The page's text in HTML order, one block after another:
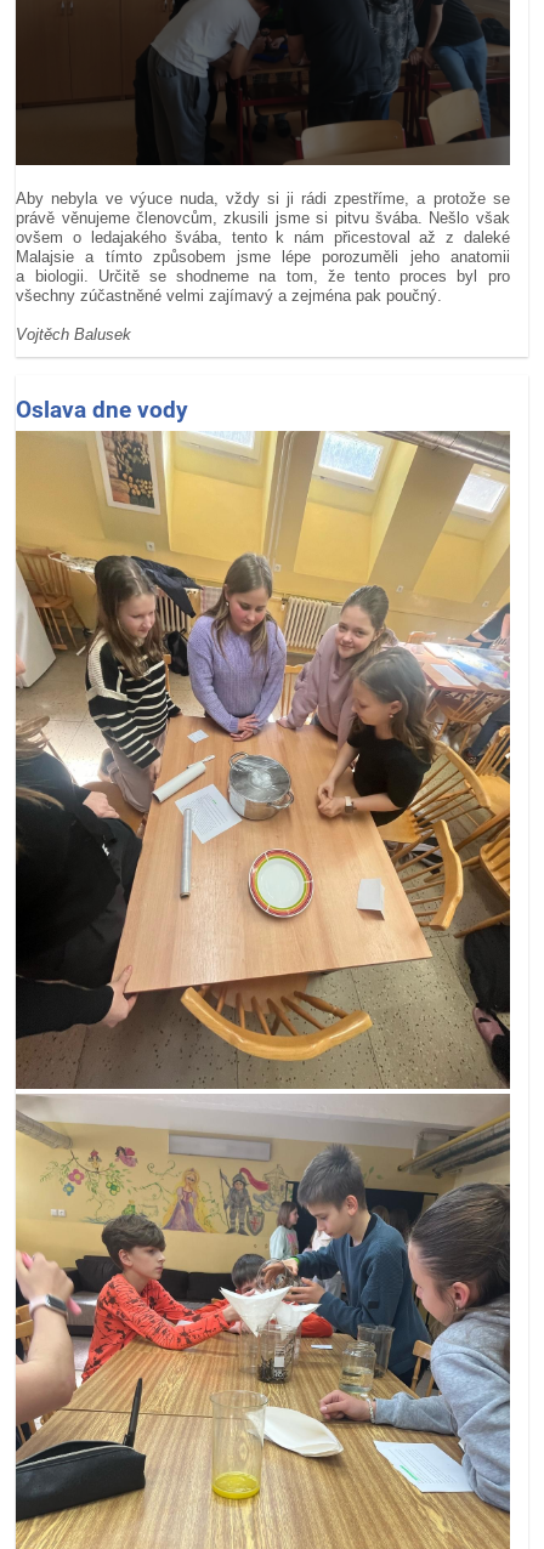
Aby nebyla ve výuce nuda, vždy si ji rádi zpestříme, a protože se
právě věnujeme členovcům, zkusili jsme si pitvu švába. Nešlo však
ovšem o ledajakého švába, tento k nám přicestoval až z daleké
Malajsie a tímto způsobem jsme lépe porozuměli jeho anatomii
a biologii. Určitě se shodneme na tom, že tento proces byl pro
všechny zúčastněné velmi zajímavý a zejména pak poučný.
Vojtěch Balusek
Oslava dne vody